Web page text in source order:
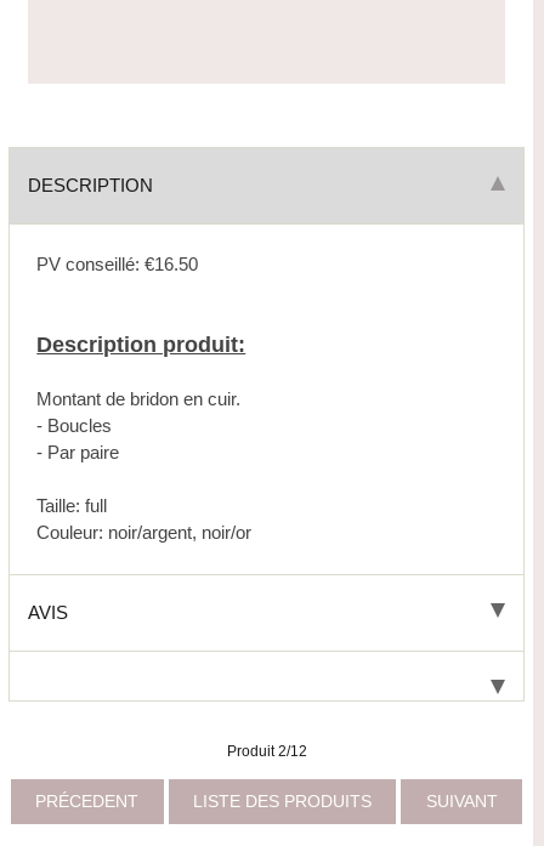
DESCRIPTION
PV conseillé: €16.50
Description produit:
Montant de bridon en cuir.
- Boucles
- Par paire
Taille: full
Couleur: noir/argent, noir/or
AVIS
Produit 2/12
PRÉCEDENT LISTE DES PRODUITS SUIVANT